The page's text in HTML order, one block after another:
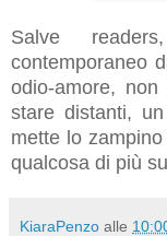
Salve
contemporaneo
odio-amore,
stare distanti,
mette lo
qualcosa di più
KiaraPenzo alle